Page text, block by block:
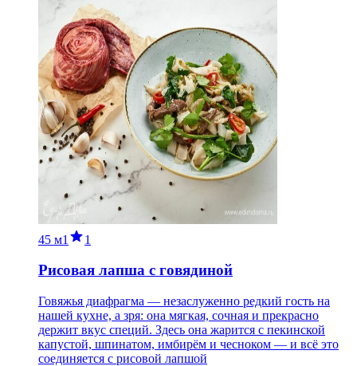
45 м1 1
Рисовая лапша с говядиной
Говяжья диафрагма — незаслуженно редкий гость на
нашей кухне, а зря: она мягкая, сочная и прекрасно
держит вкус специй. Здесь она жарится с пекинской
капустой, шпинатом, имбирём и чесноком — и всё это
соединяется с рисовой лапшой